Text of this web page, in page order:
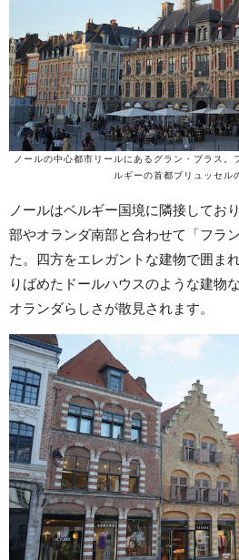
ノールの中心都市リールにあるグラン・プラス
ルギーの首都ブリュッセル
ノールはベルギー国境に隣接してお
部やオランダ南部と合わせて「フラ
た。四方をエレガントな建物で囲ま
りばめたドールハウスのような建物
オランダらしさが散見されます。